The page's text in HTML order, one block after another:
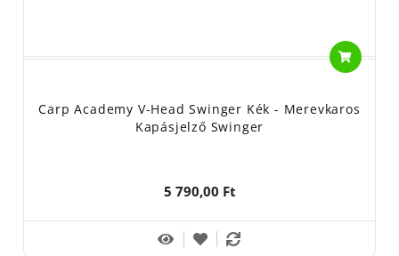
Carp Academy V-Head Swinger Kék - Merevkaros
Kapásjelző Swinger
5 790,00 Ft